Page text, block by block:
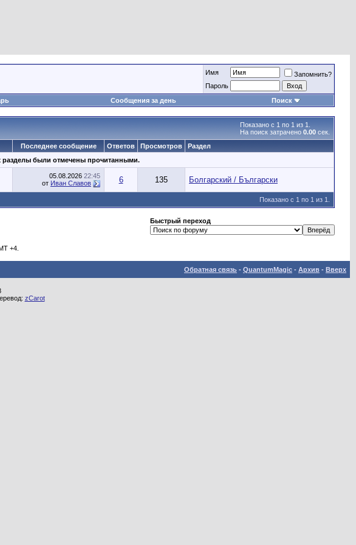
Имя
Запомнить?
Пароль
Сообщения за день Поиск
Показано с 1 по 1 из 1.
На поиск затрачено 0.00 сек.
Последнее сообщение Ответов Просмотров
Раздел
были отмечены прочитанными.
05.08.2026 22:45
от Иван Славов 6 135 Болгарский / Български
Показано с 1 по 1 из 1.
Быстрый переход
+4.
Обратная связь - QuantumMagic - Архив - Вверх
zCarot